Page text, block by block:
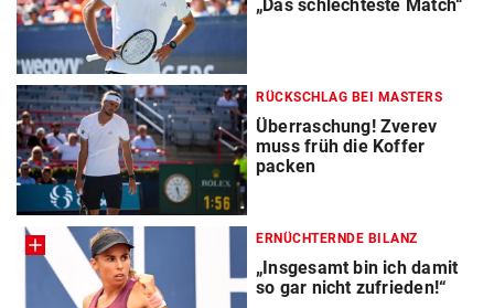
„Das schlechteste Match“
RÜCKSCHLAG BEI MASTERS
Überraschung! Zverev
muss früh die Koffer
packen
ERNÜCHTERNDE BILANZ
„Insgesamt bin ich damit
so gar nicht zufrieden!“